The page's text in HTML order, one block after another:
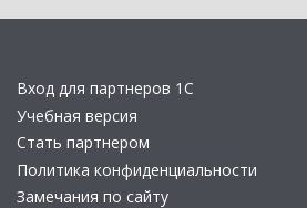
Вход для партнеров 1С
Учебная версия
Стать партнером
Политика конфиденциальности
Замечания по сайту